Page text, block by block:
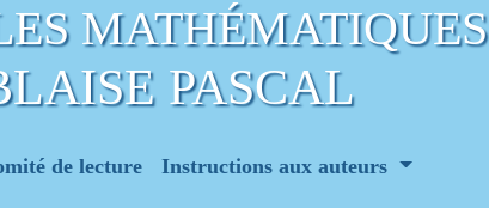
MATHÉMATIQUES
PASCAL
de lecture Instructions aux auteurs